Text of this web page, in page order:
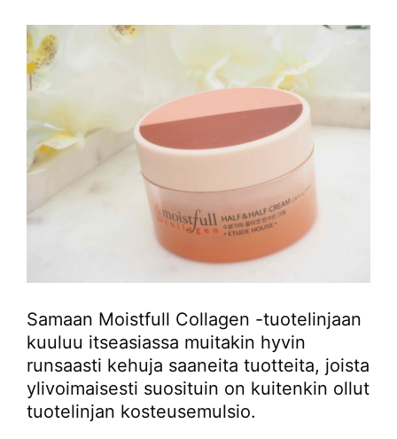
Samaan Moistfull Collagen -tuotelinjaan
kuuluu itseasiassa muitakin hyvin
runsaasti kehuja saaneita tuotteita, joista
ylivoimaisesti suosituin on kuitenkin ollut
tuotelinjan kosteusemulsio.